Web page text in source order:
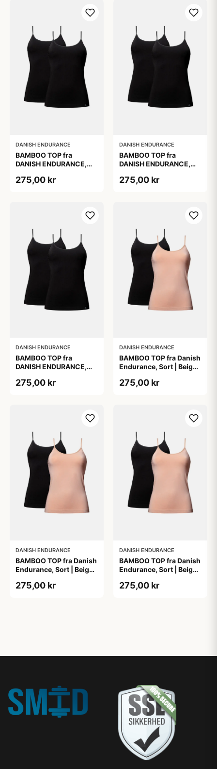
DANISH ENDURANCE
BAMBOO TOP fra
DANISH ENDURANCE,
Behagelig, Perfekt
275,00 kr
DANISH ENDURANCE
BAMBOO TOP fra
DANISH ENDURANCE,
Behagelig, Perfekt
275,00 kr
DANISH ENDURANCE
BAMBOO TOP fra
DANISH ENDURANCE,
Behagelig, Perfekt
275,00 kr
DANISH ENDURANCE
BAMBOO TOP fra Danish
Endurance, Sort | Beige,
Komfortabel og
275,00 kr
DANISH ENDURANCE
BAMBOO TOP fra Danish
Endurance, Sort | Beige,
Komfortabel og
275,00 kr
DANISH ENDURANCE
BAMBOO TOP fra Danish
Endurance, Sort | Beige,
Komfortabel og
275,00 kr